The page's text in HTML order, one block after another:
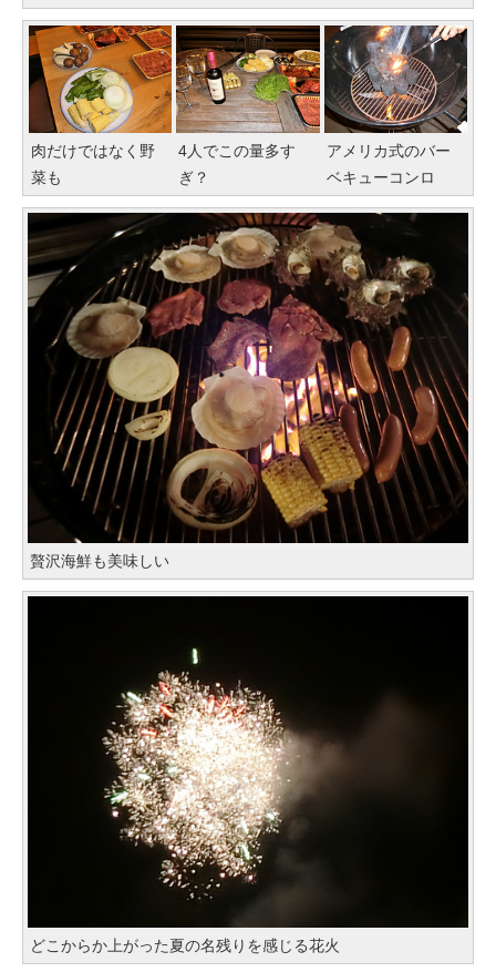
肉だけではなく野
菜も
4人でこの量多す
ぎ？
アメリカ式のバー
ベキューコンロ
贅沢海鮮も美味しい
どこからか上がった夏の名残りを感じる花火